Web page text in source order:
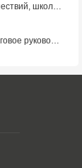
Лучший портативный принтер без чернил для путешествий, школы и мобильной работы: Hanin MT620 Pro Review
Как сделать этикетки продуктов питания дома: Пошаговое руководство для малого пищевого бизнеса